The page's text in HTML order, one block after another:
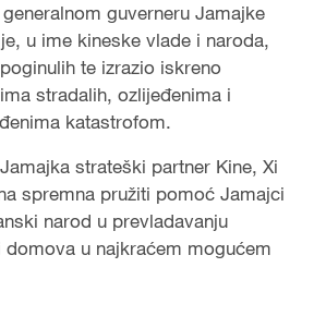
guverneru Jamajke
u ime kineske vlade i naroda,
te izrazio iskreno
stradalih, ozlijeđenima i
katastrofom.
strateški partner Kine, Xi
spremna pružiti pomoć Jamajci
narod u prevladavanju
u najkraćem mogućem